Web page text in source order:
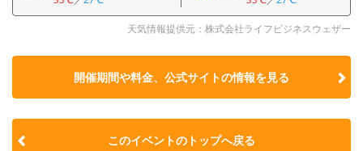
天気情報提供元：株式会社ライフビジネスウェザー
開催期間や料金、公式サイトの情報を見る
このイベントのトップへ戻る